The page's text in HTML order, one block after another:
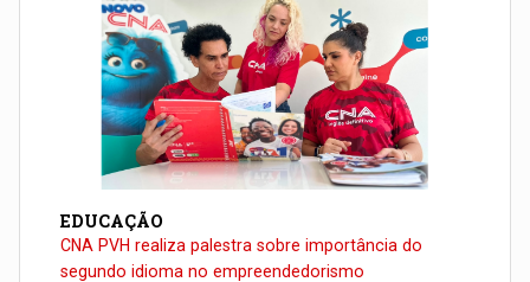
EDUCAÇÃO
CNA PVH realiza palestra sobre importância do
segundo idioma no empreendedorismo